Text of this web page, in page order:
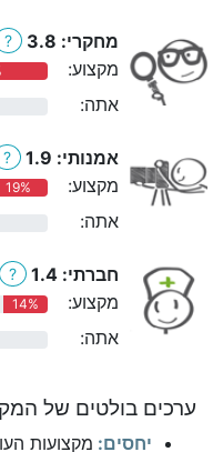
מחקרי: 3.8 ?
מקצוע:
אתה:
אמנותי: 1.9 ?
מקצוע: 19%
אתה:
חברתי: 1.4 ?
מקצוע: 14%
אתה:
ערכים בולטים של
יחסים: מקצועות